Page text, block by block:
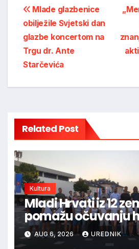
Post
navigation
Mlade glazbenice
obilježile Svjetski dan
glazbe koncertom na
Trgu dr. Ante
Starčevića
Related Post
Kultura
Mladi Hrvati iz 12
pomažu očuvanju
prirodne i kulturne
AUG 6, 2026 UREDNIK